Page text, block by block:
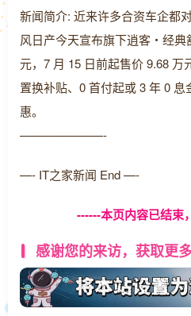
新闻简介: 近来许多合资车企都
风日产今天宣布旗下逍客・经
元，7 月 15 日前起售价 9.68 万
置换补贴、0 首付起或 3 年 0
惠。
———————-
—- IT之家新闻 End —-
------本页内容已结束
感谢您的来访，获取更